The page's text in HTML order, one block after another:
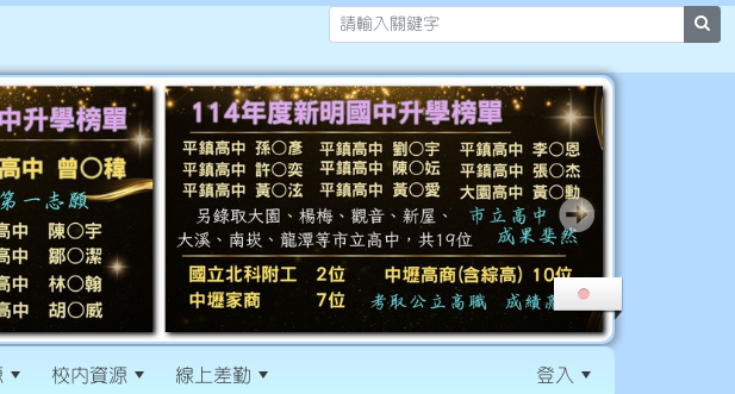
校內資源 線上差勤 登入